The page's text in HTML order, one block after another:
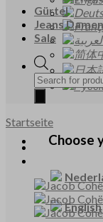
Choose
English
Gürtel
Jeans Damen
Sale
Products
search
Startseite